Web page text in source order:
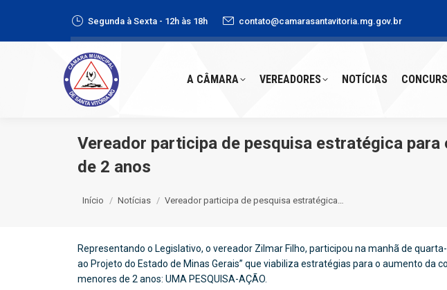
Segunda à Sexta - 12h às 18h contato@camarasantavitoria.mg.gov.br
A CÂMARA VEREADORES NOTÍCIAS
Vereador participa de pesquisa estratégica
de 2 anos
Início Notícias Vereador participa de pesquisa estratégica…
Representando o Legislativo, o vereador Zilmar Filho, participou na manhã de
ao Projeto do Estado de Minas Gerais” que viabiliza estratégias para o aumento da
menores de 2 anos: UMA PESQUISA-AÇÃO.
A CÂMARA VEREADORES NOTÍCIAS CONCURSOS